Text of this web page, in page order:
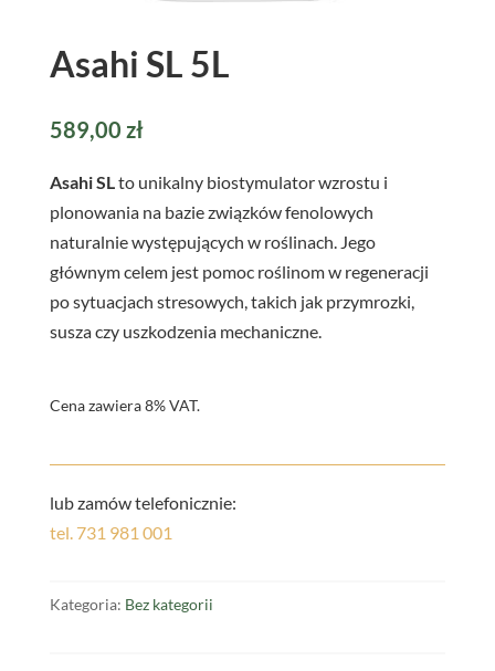
Asahi SL 5L
589,00 zł
Asahi SLto unikalny biostymulator wzrostu i
plonowania na bazie związków fenolowych
naturalnie występujących w roślinach. Jego
głównym celem jest pomoc roślinom w regeneracji
po sytuacjach stresowych, takich jak przymrozki,
susza czy uszkodzenia mechaniczne.
Cena zawiera 8% VAT.
lub zamów telefonicznie:
tel. 731 981 001
Kategoria: Bez kategorii